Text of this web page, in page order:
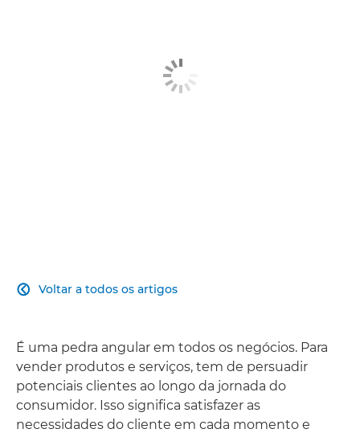
Voltar a todos os artigos

É uma pedra angular em todos os negócios. Para
vender produtos e serviços, tem de persuadir
potenciais clientes ao longo da jornada do
consumidor. Isso significa satisfazer as
necessidades do cliente em cada momento e